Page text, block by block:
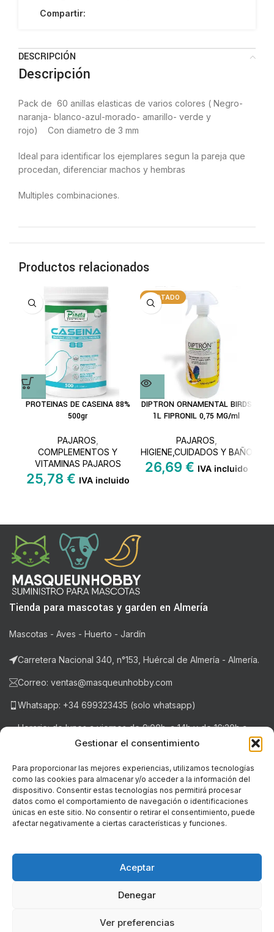
Gestionar el consentimiento
Para proporcionar las mejores experiencias, utilizamos tecnologías
como las cookies para almacenar y/o acceder a la información del
dispositivo. Consentir estas tecnologías nos permitirá procesar
datos como el comportamiento de navegación o identificaciones
únicas en este sitio. No consentir o retirar el consentimiento, puede
afectar negativamente a ciertas características y funciones.
Aceptar
Denegar
Ver preferencias
Compartir:
DESCRIPCIÓN
Descripción
Pack de 60 anillas elasticas de varios colores ( Negro-
naranja- blanco-azul-morado- amarillo- verde y
rojo) Con diametro de 3 mm
Ideal para identificar los ejemplares segun la pareja que
procedan, diferenciar machos y hembras
Multiples combinaciones.
Productos relacionados
PROTEINAS DE CASEINA 88%
500gr
PAJAROS
COMPLEMENTOS Y
VITAMINAS PAJAROS
25,78 € IVA incluido
AGOTADO
DIPTRON ORNAMENTAL BIRDS
1L FIPRONIL 0,75 MG/ml
PAJAROS
HIGIENE,CUIDADOS Y BAÑO
26,69 € IVA incluido
Tienda para mascotas y garden en Almería
Mascotas - Aves - Huerto - Jardín
Carretera Nacional 340, n°153, Huércal de Almería - Almería.
Correo: ventas@masqueunhobby.com
Whatsapp: +34 699323435 (solo whatsapp)
Horario: de lunes a viernes de 9:00h. a 14h y de 16:30h a
20:30h . Sábados de 9:00h a 14:00h.
NOTICIAS RECIENTES
LEGAL
PROGRAMA KIT DIGITAL FINANCIADO POR LOS FONDOS NEXT
GENERATION (EU) DEL MECANISMO DE RECUPERACIÓN Y RESILIENCIA